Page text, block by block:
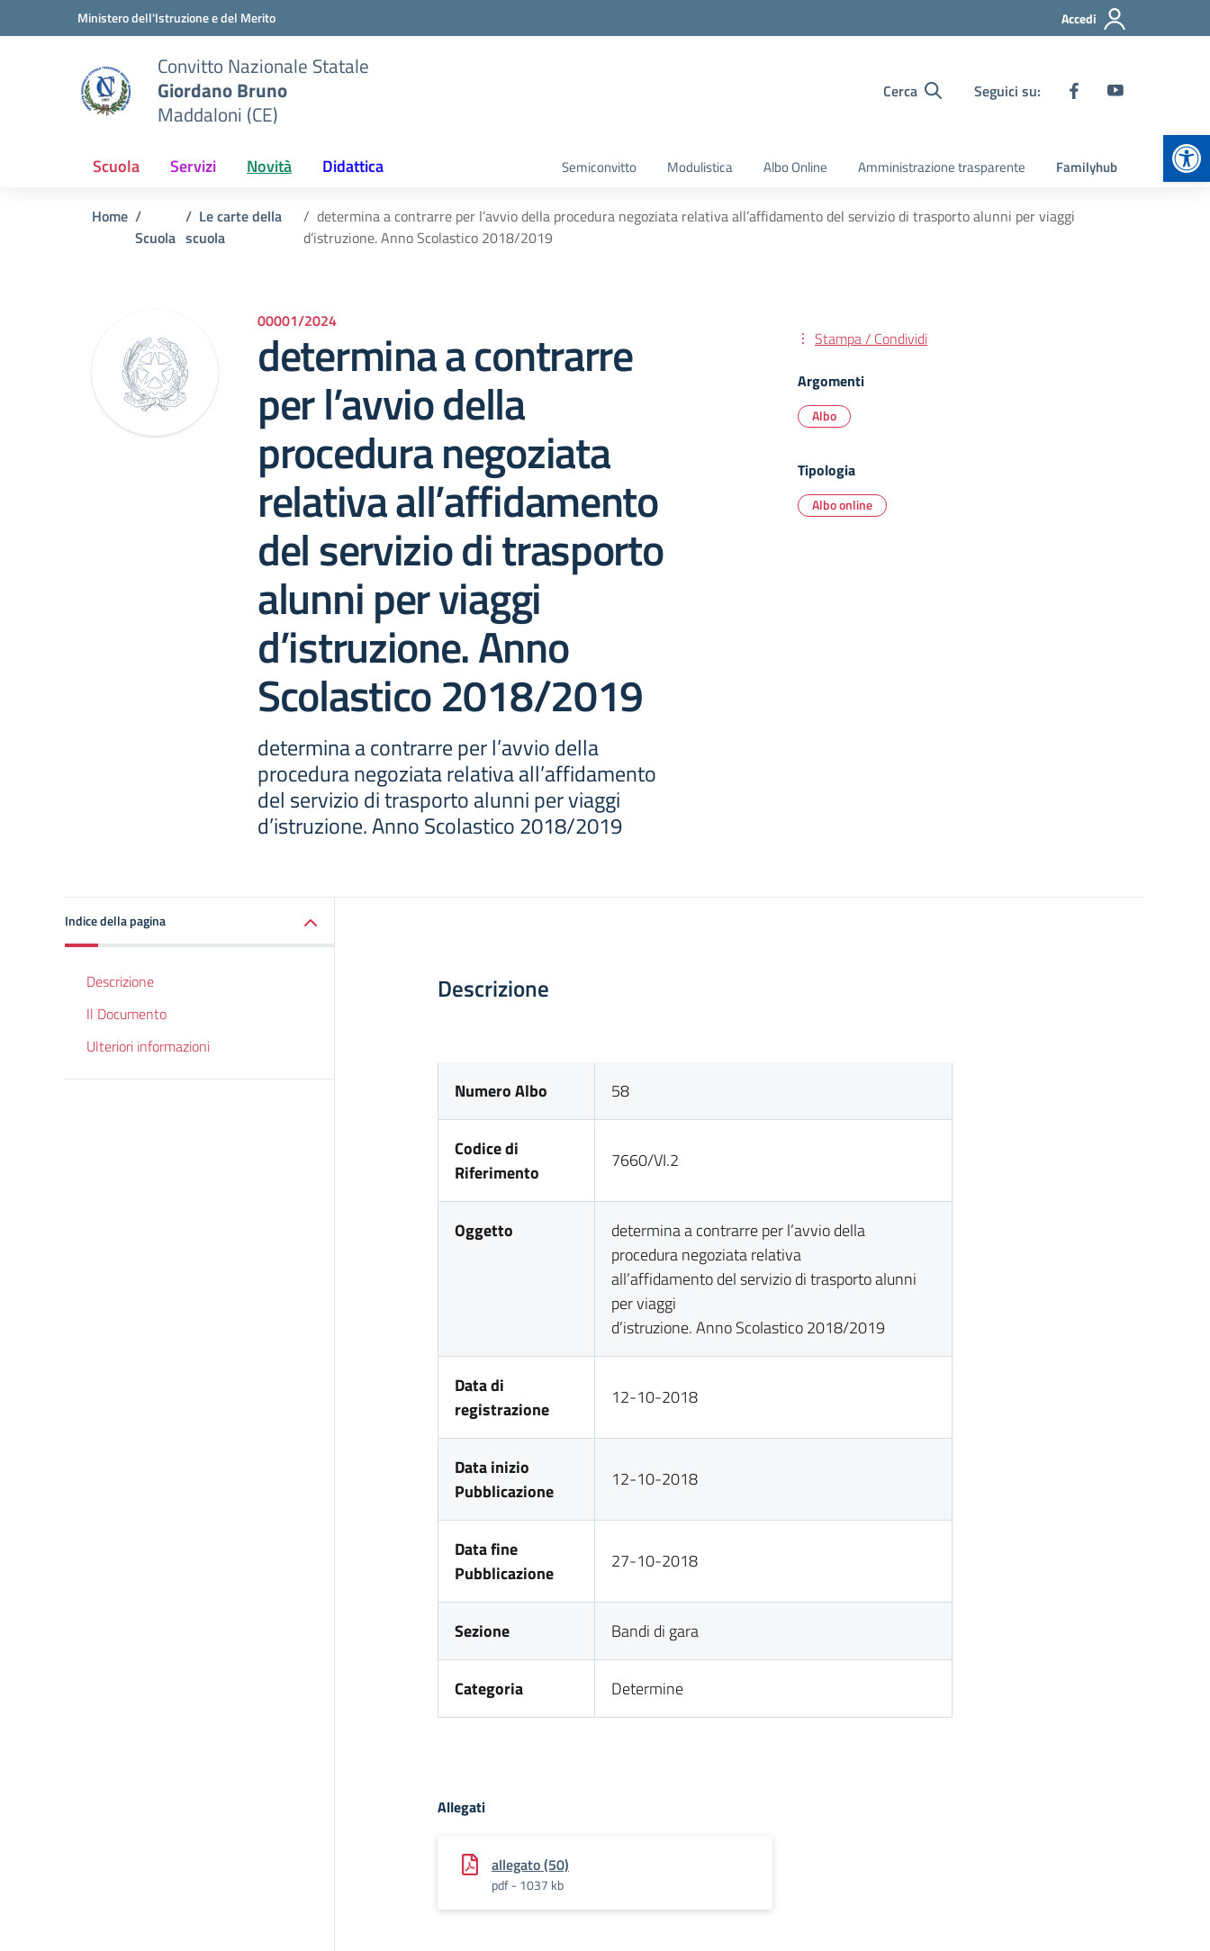
Vai ai contenuti
Vai al menu di navigazioneMinistero dell'Istruzione e del Merito Accedi
Convitto Nazionale Statale
Giordano Bruno
Maddaloni (CE)
Cerca Seguici su:
Scuola Servizi Novità Didattica Semiconvitto Modulistica Albo Online Amministrazione trasparente Familyhub
Home
Scuola
Le carte della
scuola
determina a contrarre per l’avvio della procedura negoziata relativa all’affidamento del servizio di trasporto alunni per viaggi
d’istruzione. Anno Scolastico 2018/2019
00001/2024
determina a contrarre
per l’avvio della
procedura negoziata
relativa all’affidamento
del servizio di trasporto
alunni per viaggi
d’istruzione. Anno
Scolastico 2018/2019
determina a contrarre per l’avvio della
procedura negoziata relativa all’affidamento
del servizio di trasporto alunni per viaggi
d’istruzione. Anno Scolastico 2018/2019
Stampa / Condividi
Argomenti
Albo
Tipologia
Albo online
Indice della pagina
Descrizione
Il Documento
Ulteriori informazioni
Descrizione
Numero Albo 58
Codice di
Riferimento
7660/VI.2
Oggetto
determina a contrarre per l’avvio della
procedura negoziata relativa
all’affidamento del servizio di trasporto alunni
per viaggi
d’istruzione. Anno Scolastico 2018/2019
Data di
registrazione
12-10-2018
Data inizio
Pubblicazione
12-10-2018
Data fine
Pubblicazione
27-10-2018
Sezione Bandi di gara
Categoria Determine
Allegati
allegato (50)
pdf - 1037 kb